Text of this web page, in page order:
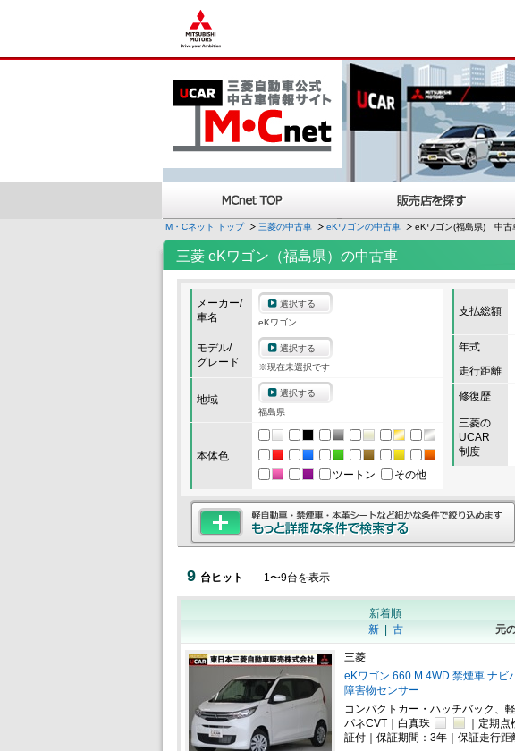
M・Cネット トップ 三菱の中古車 eKワゴンの中古車 eKワゴン(福島県) 中古
三菱 eKワゴン（福島県）の中古車
メーカー/
車名
選択する
eKワゴン
モデル/
グレード
選択する
※現在未選択です
地域
選択する
福島県
本体色
ツートン
その他
支払総額
年式
走行距離
修復歴
三菱の
UCAR
制度
9 台ヒット 1〜9台を表示
新着順
新| 古 元
三菱
eKワゴン 660 M 4WD 禁煙車 ナビ
障害物センサー
コンパクトカー・ハッチバック、
パネCVT｜白真珠
｜定期
証付｜保証期間：3年｜保証走行距